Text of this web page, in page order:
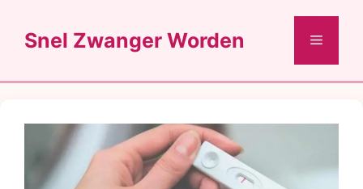
naarSnel Zwanger Worden Menu